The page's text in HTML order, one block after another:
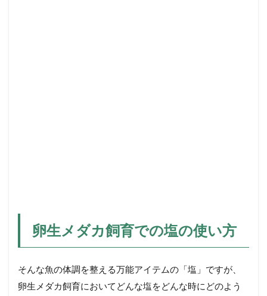
卵生メダカ飼育での塩の使い方
そんな魚の体調を整える万能アイテムの「塩」ですが、
卵生メダカ飼育においてどんな塩をどんな時にどのよう